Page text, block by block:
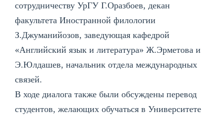
сотрудничеству УрГУ Г.Оразбоев, декан
факультета Иностранной филологии
З.Джуманийозов, заведующая кафедрой
«Английский язык и литература» Ж.Эрметова и
Э.Юлдашев, начальник отдела международных
связей.
В ходе диалога также были обсуждены перевод
студентов, желающих обучаться в Университете